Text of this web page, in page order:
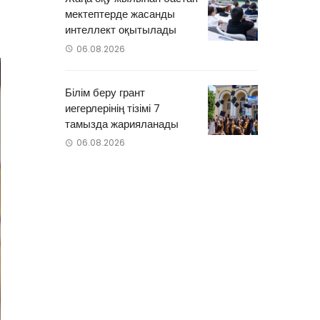
мектептерде жасанды
интеллект оқытылады
06.08.2026
Білім беру грант
иегерлерінің тізімі 7
тамызда жарияланады
06.08.2026